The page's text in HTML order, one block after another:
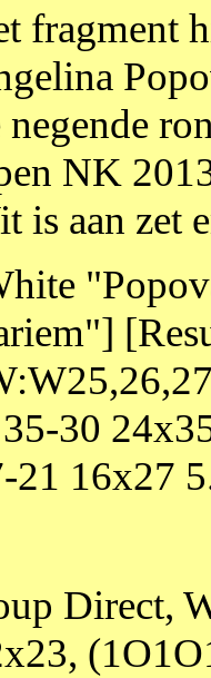
fragment
negende
NK
is aan zet
30
21 16x27
Direct,